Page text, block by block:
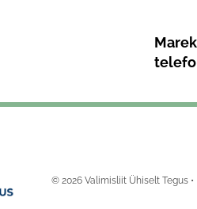
© 2026 Valimisliit Ühiselt Tegus